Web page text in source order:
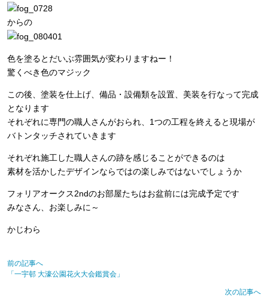
からの
色を塗るとだいぶ雰囲気が変わりますねー！
驚くべき色のマジック
この後、塗装を仕上げ、備品・設備類を設置、美装を行なって完成
となります
それぞれに専門の職人さんがおられ、1つの工程を終えると現場が
バトンタッチされていきます
それぞれ施工した職人さんの跡を感じることができるのは
素材を活かしたデザインならではの楽しみではないでしょうか
フォリアオークス2ndのお部屋たちはお盆前には完成予定です
みなさん、お楽しみに～
かじわら
前の記事へ
「一宇邨 大濠公園花火大会鑑賞会」
次の記事へ